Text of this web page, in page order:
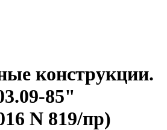
конструкции.
85"
N 819/пр)